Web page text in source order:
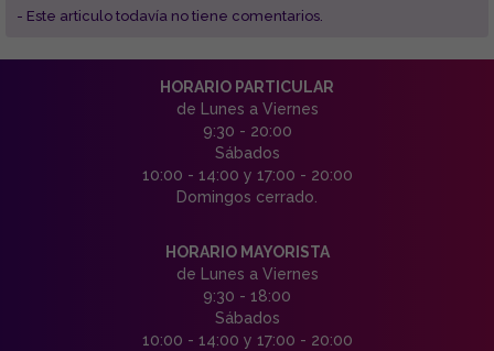
- Este articulo todavía no tiene comentarios.
HORARIO PARTICULAR
de Lunes a Viernes
9:30 - 20:00
Sábados
10:00 - 14:00 y 17:00 - 20:00
Domingos cerrado.
HORARIO MAYORISTA
de Lunes a Viernes
9:30 - 18:00
Sábados
10:00 - 14:00 y 17:00 - 20:00